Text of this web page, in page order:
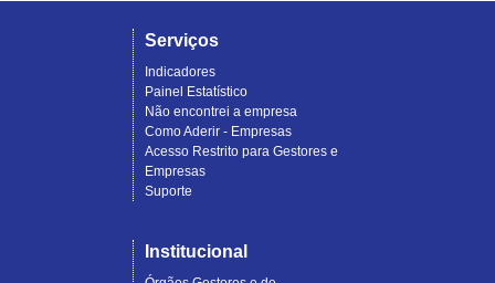
Serviços
Indicadores
Painel Estatístico
Não encontrei a empresa
Como Aderir - Empresas
Acesso Restrito para Gestores e
Empresas
Suporte
Institucional